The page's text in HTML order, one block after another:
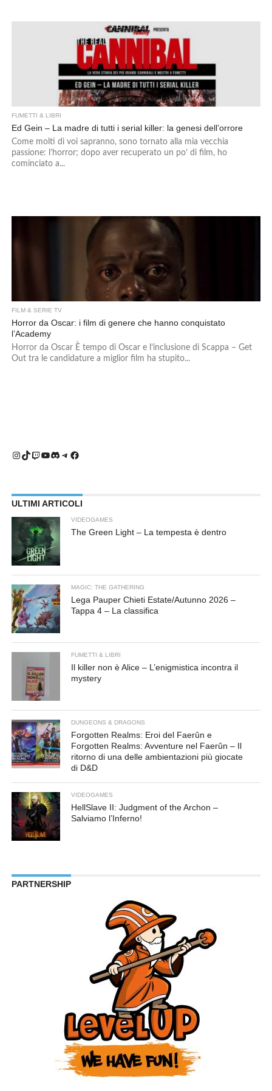
FUMETTI & LIBRI
Ed Gein – La madre di tutti i serial killer: la genesi dell’orrore
Come molti di voi sapranno, sono tornato alla mia vecchia
passione: l’horror; dopo aver recuperato un po’ di film, ho
cominciato a...
FILM & SERIE TV
Horror da Oscar: i film di genere che hanno conquistato
l’Academy
Horror da Oscar È tempo di Oscar e l’inclusione di Scappa – Get
Out tra le candidature a miglior film ha stupito...
Instagram
TikTok
Twitch
YouTube
Discord
Telegram
Facebook
ULTIMI ARTICOLI
VIDEOGAMES
The Green Light – La tempesta è dentro
MAGIC: THE GATHERING
Lega Pauper Chieti Estate/Autunno 2026 –
Tappa 4 – La classifica
FUMETTI & LIBRI
Il killer non è Alice – L’enigmistica incontra il
mystery
DUNGEONS & DRAGONS
Forgotten Realms: Eroi del Faerûn e
Forgotten Realms: Avventure nel Faerûn – Il
ritorno di una delle ambientazioni più giocate
di D&D
VIDEOGAMES
HellSlave II: Judgment of the Archon –
Salviamo l’Inferno!
PARTNERSHIP